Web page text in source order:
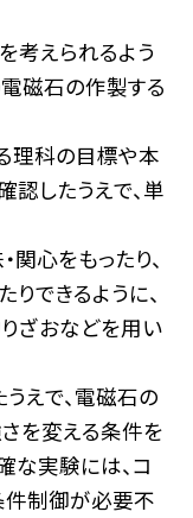
考えられるよう
磁石の作製する
理科の目標や本
したうえで、単
心をもったり、
できるように、
ざおなどを用い
えで、電磁石の
を変える条件を
な実験には、コ
件制御が必要不